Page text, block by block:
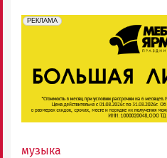
erid: 2SDnjeFymr3
РЕКЛАМА
Реклама
музыка